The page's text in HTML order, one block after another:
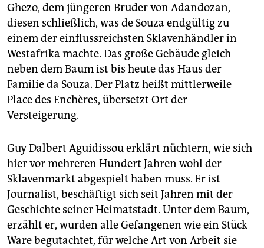
Ghezo, dem jüngeren Bruder von Adandozan,
diesen schließlich, was de Souza endgültig zu
einem der einflussreichsten Sklavenhändler in
Westafrika machte. Das große Gebäude gleich
neben dem Baum ist bis heute das Haus der
Familie da Souza. Der Platz heißt mittlerweile
Place des Enchères, übersetzt Ort der
Versteigerung.
Guy Dalbert Aguidissou erklärt nüchtern, wie sich
hier vor mehreren Hundert Jahren wohl der
Sklavenmarkt abgespielt haben muss. Er ist
Journalist, beschäftigt sich seit Jahren mit der
Geschichte seiner Heimatstadt. Unter dem Baum,
erzählt er, wurden alle Gefangenen wie ein Stück
Ware begutachtet, für welche Art von Arbeit sie